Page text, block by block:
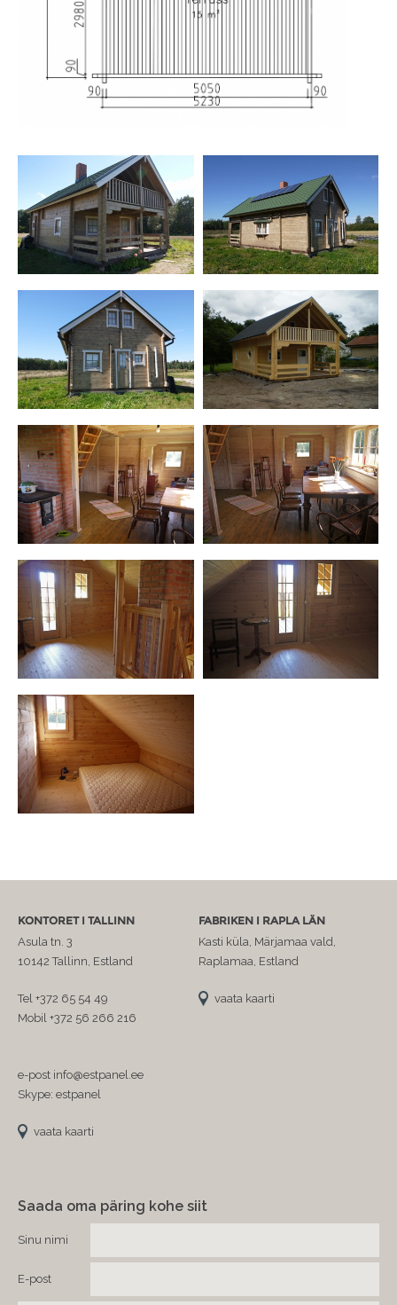
KONTORET I TALLINN
Asula tn. 3
10142 Tallinn, Estland
Tel +372 65 54 49
Mobil +372 56 266 216
e-post info@estpanel.ee
Skype: estpanel
vaata kaarti
FABRIKEN I RAPLA LÄN
Kasti küla, Märjamaa vald,
Raplamaa, Estland
vaata kaarti
Saada oma päring kohe siit
Sinu nimi
E-post